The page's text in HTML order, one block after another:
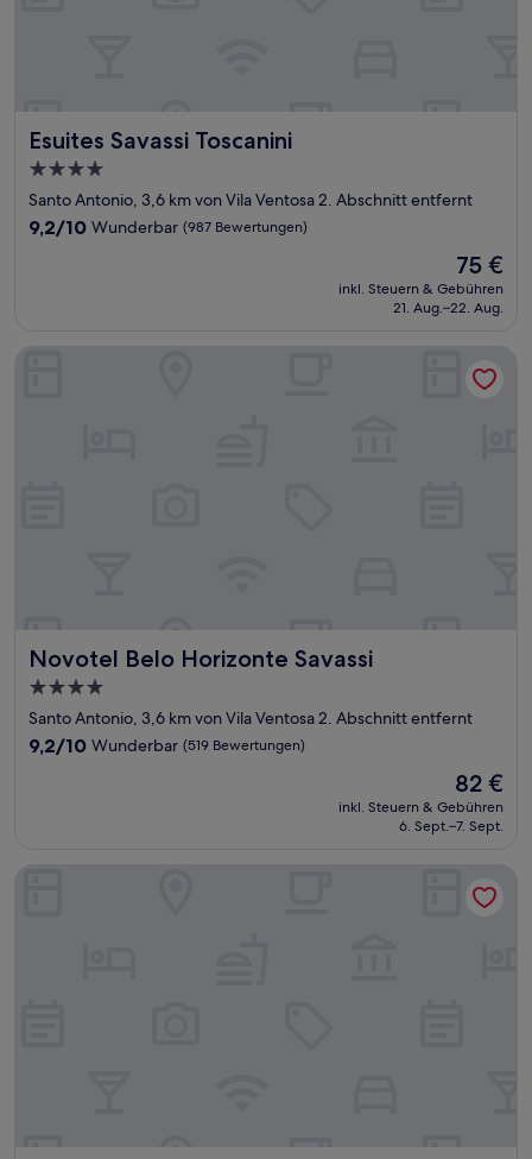
Esuites Savassi Toscanini
Esuites Savassi Toscanini
4.0-
Sterne-
Unterkunft
Santo Antonio, 3,6 km von Vila Ventosa 2. Abschnitt entfernt
9.2
9,2/10 Wunderbar (987 Bewertungen)
Der
Preis
beträgt
75 €
inkl. Steuern & Gebühren
21. Aug.–22. Aug.
Novotel Belo Horizonte Savassi
Novotel Belo Horizonte Savassi
4.0-
Sterne-
Unterkunft
Santo Antonio, 3,6 km von Vila Ventosa 2. Abschnitt entfernt
9.2
9,2/10 Wunderbar (519 Bewertungen)
Der
Preis
beträgt
82 €
inkl. Steuern & Gebühren
6. Sept.–7. Sept.
Hotel Vivenzo